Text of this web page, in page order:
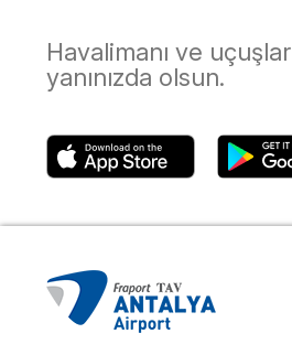
Havalimanı ve
yanınızda olsun.